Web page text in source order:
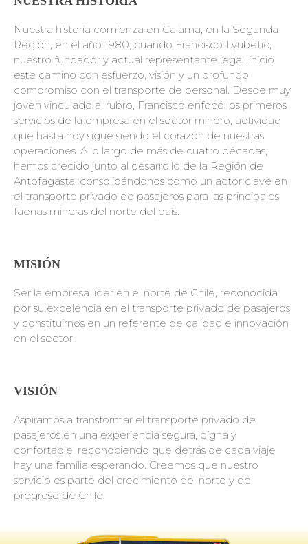
Nuestra historia comienza en Calama, en la Segunda
Región, en el año 1980, cuando Francisco Lyubetic,
nuestro fundador y actual representante legal, inició
este camino con esfuerzo, visión y un profundo
compromiso con el transporte de personal. Desde muy
joven vinculado al rubro, Francisco enfocó los primeros
servicios de la empresa en el sector minero, actividad
que hasta hoy sigue siendo el corazón de nuestras
operaciones. A lo largo de más de cuatro décadas,
hemos crecido junto al desarrollo de la Región de
Antofagasta, consolidándonos como un actor clave en
el transporte privado de pasajeros para las principales
faenas mineras del norte del país.
MISIÓN
Ser la empresa líder en el norte de Chile, reconocida
por su excelencia en el transporte privado de pasajeros,
y constituirnos en un referente de calidad e innovación
en el sector.
VISIÓN
Aspiramos a transformar el transporte privado de
pasajeros en una experiencia segura, digna y
confortable, reconociendo que detrás de cada viaje
hay una familia esperando. Creemos que nuestro
servicio es parte del crecimiento del norte y del
progreso de Chile.